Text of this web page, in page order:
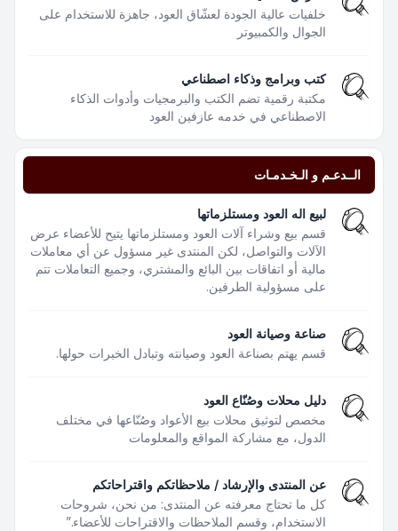
خلفيات عالية الجودة لعشّاق العود، جاهزة للاستخدام على
الجوال والكمبيوتر
كتب وبرامج وذكاء اصطناعي
مكتبة رقمية تضم الكتب والبرمجيات وأدوات الذكاء
الاصطناعي في خدمه عازفين العود
الــدعـم و الـخـدمـات
لبيع اله العود ومستلزماتها
قسم بيع وشراء آلات العود ومستلزماتها يتيح للأعضاء عرض
الآلات والتواصل، لكن المنتدى غير مسؤول عن أي معاملات
مالية أو اتفاقات بين البائع والمشتري، وجميع التعاملات تتم
على مسؤولية الطرفين.
صناعة وصيانة العود
قسم يهتم بصناعة العود وصيانته وتبادل الخبرات حولها.
دليل محلات وصُنّاع العود
مخصص لتوثيق محلات بيع الأعواد وصُنّاعها في مختلف
الدول، مع مشاركة المواقع والمعلومات
عن المنتدى والإرشاد / ملاحظاتكم واقتراحاتكم
كل ما تحتاج معرفته عن المنتدى: من نحن، شروحات
الاستخدام، وقسم الملاحظات والاقتراحات للأعضاء.”